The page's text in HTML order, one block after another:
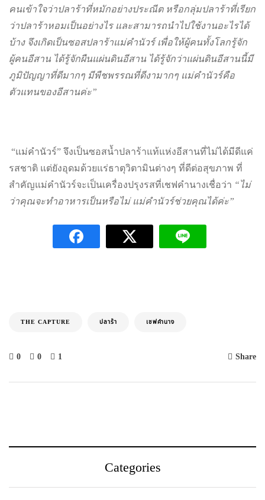
คนเข้าใจว่าปลาร้าที่หมักอย่างประณีต หรือกลุ่มปลาร้าที่เรียก
ว่าปลาร้าหอมเป็นอย่างไร และสามารถนำไปใช้งานอะไรได้
บ้าง จึงเกิดเป็นซอสปลาร้าแม่คำนัวร์ เพื่อให้ผู้คนทั้งโลกรู้จัก
ผู้คนอีสาน ได้รู้จักผืนแผ่นดินอีสาน ได้รู้จักว่าแผ่นดินอีสานนี้มี
ภูมิปัญญาที่ดีมากๆ มีพืชพรรณที่ดีงามากๆ แม่คำนัวร์คือ
ตัวแทนของอีสานค่ะ”
“แม่คำนัวร์” จึงเป็นซอสน้ำปลาร้าแท้แห่งอีสานที่ไม่ได้มีดีแค่
รสชาติ แต่ยังอุดมด้วยแร่ธาตุวิตามินต่างๆ ที่ดีต่อสุขภาพ ที่
สำคัญแม่คำนัวร์จะเป็นเครื่องปรุงรสที่เชฟคำนางเชื่อว่า “ไม่
ว่าคุณจะทำอาหารเป็นหรือไม่ แม่คำนัวร์ช่วยคุณได้ค่ะ”
THE CAPTURE ปลาร้า เชฟคำนาง
0 0 1 Share
Categories